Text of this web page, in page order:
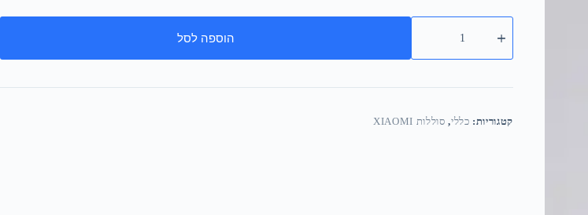
הוספה לסל
קטגוריות: כללי, סוללות XIAOMI